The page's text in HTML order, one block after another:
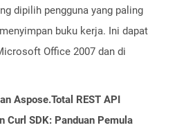
dipilih pengguna yang paling
buku kerja. Ini dapat
Office 2007 dan di
Aspose.Total REST API
Curl SDK: Panduan Pemula